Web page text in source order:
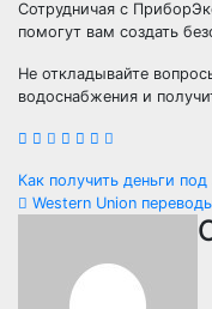
Сотрудничая с
помогут вам создать
Не откладывайте
водоснабжения и
записям
Как получить деньги
Western Union